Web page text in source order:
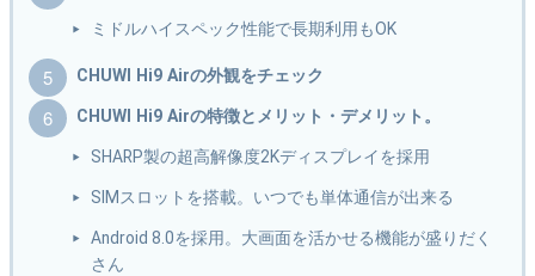
ミドルハイスペック性能で長期利用もOK
CHUWI Hi9 Airの外観をチェック
CHUWI Hi9 Airの特徴とメリット・デメリット。
SHARP製の超高解像度2Kディスプレイを採用
SIMスロットを搭載。いつでも単体通信が出来る
Android 8.0を採用。大画面を活かせる機能が盛りだく
さん